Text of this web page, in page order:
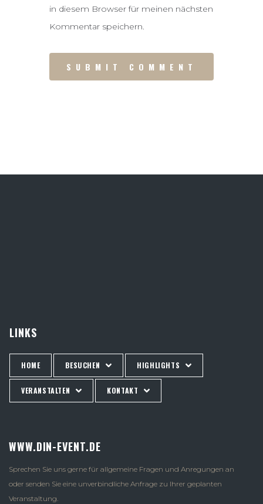
in diesem Browser für meinen nächsten
Kommentar speichern.
LINKS
HOME BESUCHEN HIGHLIGHTS
VERANSTALTEN KONTAKT
WWW.DIN-EVENT.DE
Sprechen Sie uns gerne für allgemeine Fragen und Anregungen an
oder senden Sie eine unverbindliche Anfrage zu Ihrer geplanten
Veranstaltung.